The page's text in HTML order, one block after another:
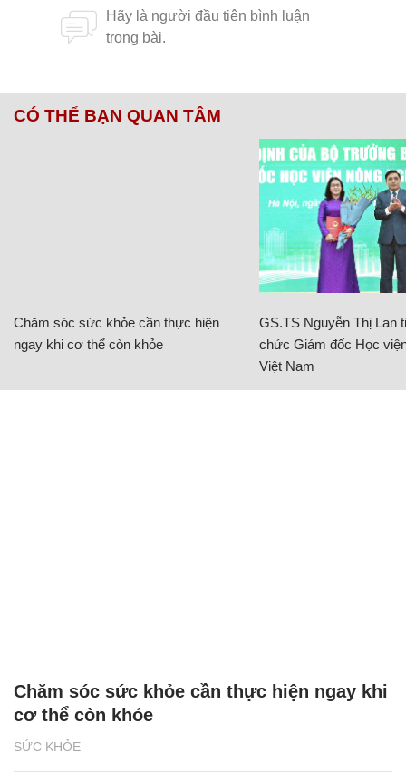
CÓ THỂ BẠN QUAN TÂM
Chăm sóc sức khỏe cần thực hiện
ngay khi cơ thể còn khỏe
GS.TS Nguyễn Thị Lan
chức Giám đốc Học
Việt Nam
SỨC KHỎE
Chăm sóc sức khỏe cần thực hiện ngay khi
cơ thể còn khỏe